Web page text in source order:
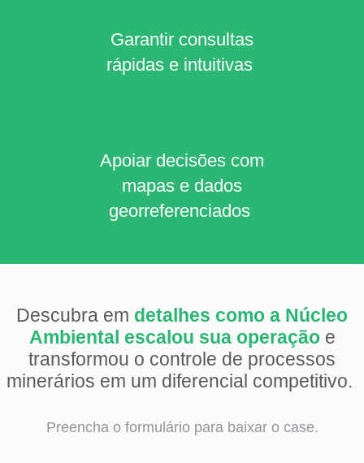
Garantir consultas
rápidas e intuitivas
Apoiar decisões com
mapas e dados
georreferenciados
Descubra em detalhes como a Núcleo
Ambiental escalou sua operaçãoe
transformou o controle de processos
minerários em um diferencial competitivo.
Preencha o formulário para baixar o case.